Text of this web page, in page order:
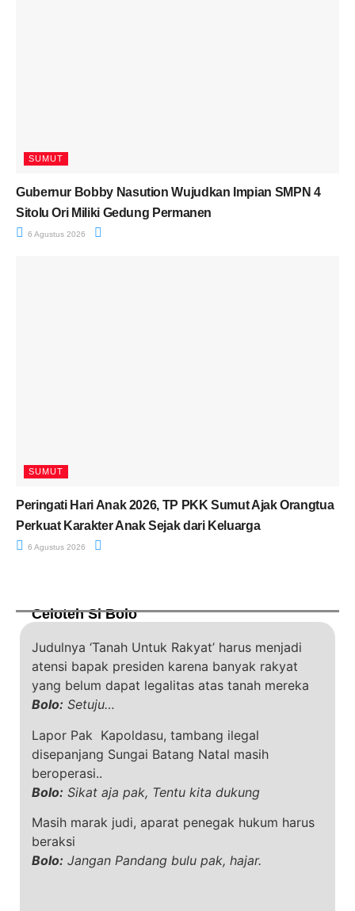
SUMUT
Gubernur Bobby Nasution Wujudkan Impian SMPN 4
Sitolu Ori Miliki Gedung Permanen
6 Agustus 2026
SUMUT
Peringati Hari Anak 2026, TP PKK Sumut Ajak Orangtua
Perkuat Karakter Anak Sejak dari Keluarga
6 Agustus 2026
Celoteh Si Bolo
Judulnya ‘Tanah Untuk Rakyat’ harus menjadi
atensi bapak presiden karena banyak rakyat
yang belum dapat legalitas atas tanah mereka
Bolo: Setuju…
Lapor Pak Kapoldasu, tambang ilegal
disepanjang Sungai Batang Natal masih
beroperasi..
Bolo: Sikat aja pak, Tentu kita dukung
Masih marak judi, aparat penegak hukum harus
beraksi
Bolo: Jangan Pandang bulu pak, hajar.